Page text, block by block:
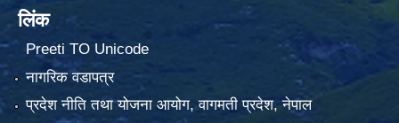
लिंक
Preeti TO Unicode
नागरिक वडापत्र
प्रदेश नीति तथा योजना आयोग, वागमती प्रदेश, नेपाल